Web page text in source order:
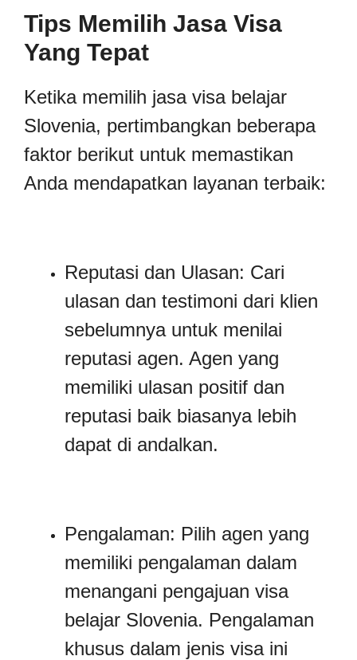
Tips Memilih Jasa Visa
Yang Tepat
Ketika memilih jasa visa belajar
Slovenia, pertimbangkan beberapa
faktor berikut untuk memastikan
Anda mendapatkan layanan terbaik:
Reputasi dan Ulasan: Cari
ulasan dan testimoni dari klien
sebelumnya untuk menilai
reputasi agen. Agen yang
memiliki ulasan positif dan
reputasi baik biasanya lebih
dapat di andalkan.
Pengalaman: Pilih agen yang
memiliki pengalaman dalam
menangani pengajuan visa
belajar Slovenia. Pengalaman
khusus dalam jenis visa ini